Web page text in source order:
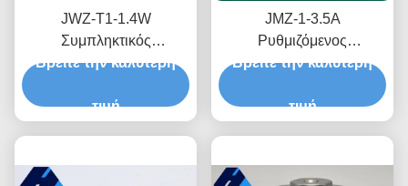
JWZ-T1-1.4W
Συμπληκτικός
απομονωτής
προστασία από ταραχές
Βρείτε την καλύτερη
τιμή
JMZ-1-3.5A
Ρυθμιζόμενος
Αντικραδασμικός
Εξοπλισμό HVAC,
Βρείτε την καλύτερη
τιμή